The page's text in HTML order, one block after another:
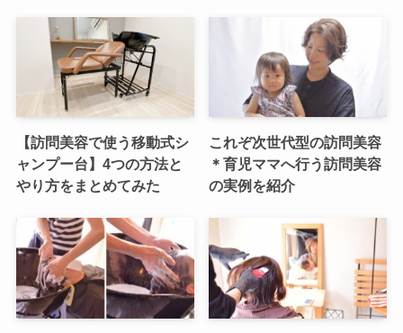
【訪問美容で使う移動式シ
ャンプー台】4つの方法と
やり方をまとめてみた
これぞ次世代型の訪問美容
＊育児ママへ行う訪問美容
の実例を紹介